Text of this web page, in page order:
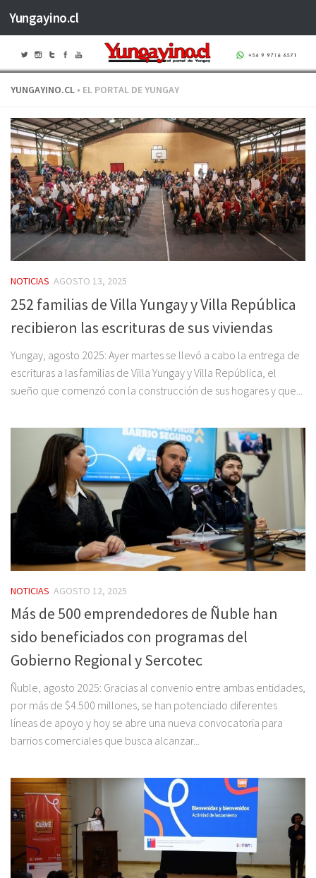
Saltar al contenido
Yungayino.cl
YUNGAYINO.CL • EL PORTAL DE YUNGAY
NOTICIAS AGOSTO 13, 2025
252 familias de Villa Yungay y Villa República
recibieron las escrituras de sus viviendas
Yungay, agosto 2025: Ayer martes se llevó a cabo la entrega de
escrituras a las familias de Villa Yungay y Villa República, el
sueño que comenzó con la construcción de sus hogares y que...
NOTICIAS AGOSTO 12, 2025
Más de 500 emprendedores de Ñuble han
sido beneficiados con programas del
Gobierno Regional y Sercotec
Ñuble, agosto 2025: Gracias al convenio entre ambas entidades,
por más de $4.500 millones, se han potenciado diferentes
líneas de apoyo y hoy se abre una nueva convocatoria para
barrios comerciales que busca alcanzar...